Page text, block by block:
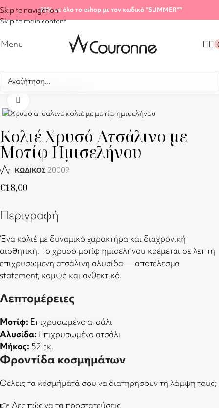
Skip to navigation
Skip to main content
-20%σε όλο το eshop με τον κωδικό "SUMMER""
Menu
Αρχική σελίδα
Κολιέ Χρυσό Ατσάλινο με
Μοτίφ Ημισελήνου
ΚΩΔΙΚΟΣ 20009
€18,00
Περιγραφή
Ένα κολιέ με δυναμικό χαρακτήρα και διαχρονική
αισθητική. Το χρυσό μοτίφ ημισελήνου κρέμεται σε λεπτή
επιχρυσωμένη ατσάλινη αλυσίδα — αποτέλεσμα
statement, κομψό και ανθεκτικό.
Λεπτομέρειες
Μοτίφ: Επιχρυσωμένο ατσάλι
Αλυσίδα: Επιχρυσωμένο ατσάλι
Μήκος: 52 εκ.
Φροντίδα κοσμημάτων
Θέλεις τα κοσμήματά σου να διατηρήσουν τη λάμψη τους;
👉 Δες πώς να τα προστατεύσεις